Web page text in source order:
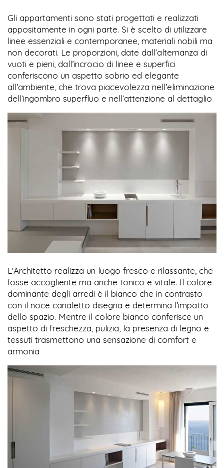
Gli appartamenti sono stati progettati e realizzati
appositamente in ogni parte. Si è scelto di utilizzare
linee essenziali e contemporanee, materiali nobili ma
non decorati. Le proporzioni, date dall’alternanza di
vuoti e pieni, dall’incrocio di linee e superfici
conferiscono un aspetto sobrio ed elegante
all’ambiente, che trova piacevolezza nell’eliminazione
dell’ingombro superfluo e nell’attenzione al dettaglio
L'Architetto realizza un luogo fresco e rilassante, che
fosse accogliente ma anche tonico e vitale. Il colore
dominante degli arredi è il bianco che in contrasto
con il noce canaletto disegna e determina l’impatto
dello spazio. Mentre il colore bianco conferisce un
aspetto di freschezza, pulizia, la presenza di legno e
tessuti trasmettono una sensazione di comfort e
armonia